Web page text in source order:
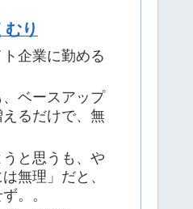
むり
企業に勤める
ベースアップ
るだけで、無
と思うも、や
無理」だと、
。。